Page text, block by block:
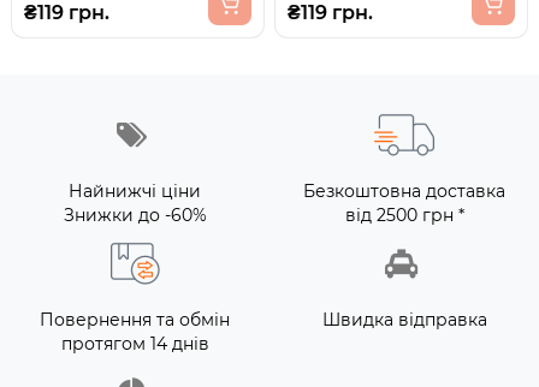
₴119 грн. ₴119 грн.
Найнижчі ціни
Знижки до -60%
Безкоштовна доставка
від 2500 грн *
Повернення та обмін
протягом 14 днів
Швидка відправка